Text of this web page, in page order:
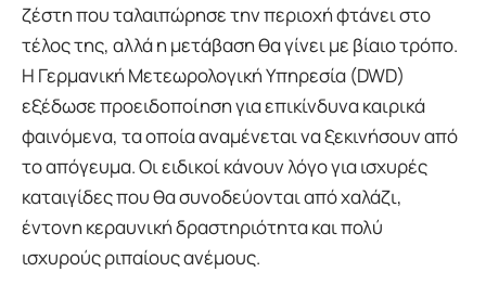
ζέστη που ταλαιπώρησε την περιοχή φτάνει στο
τέλος της, αλλά η μετάβαση θα γίνει με βίαιο τρόπο.
Η Γερμανική Μετεωρολογική Υπηρεσία (DWD)
εξέδωσε προειδοποίηση για επικίνδυνα καιρικά
φαινόμενα, τα οποία αναμένεται να ξεκινήσουν από
το απόγευμα. Οι ειδικοί κάνουν λόγο για ισχυρές
καταιγίδες που θα συνοδεύονται από χαλάζι,
έντονη κεραυνική δραστηριότητα και πολύ
ισχυρούς ριπαίους ανέμους.